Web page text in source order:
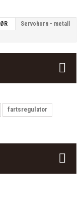
Servohorn - metall
fartsregulator